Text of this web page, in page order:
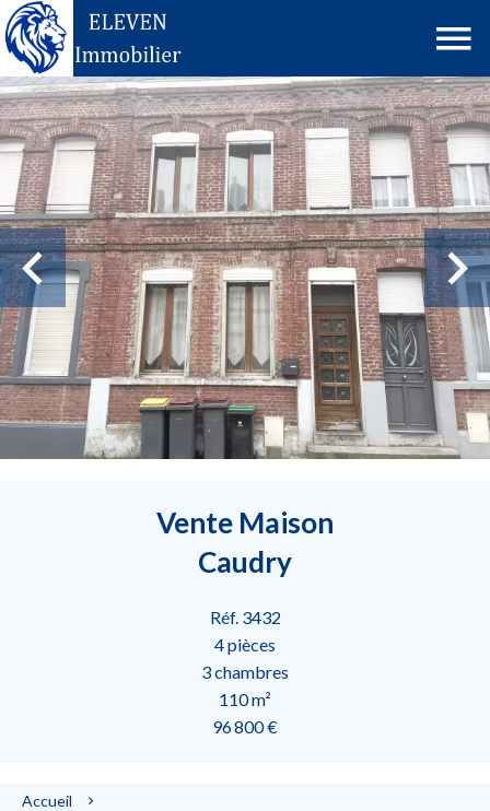
Vente Maison
Caudry
Réf. 3432
4 pièces
3 chambres
110 m²
96 800 €
Accueil